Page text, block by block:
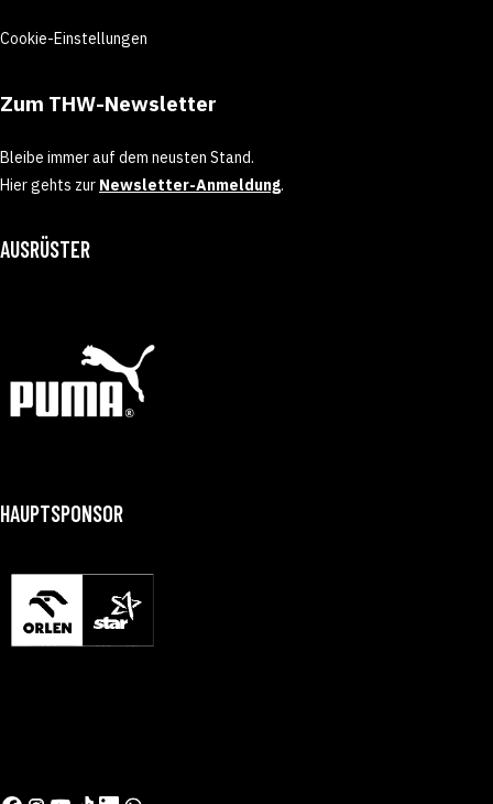
Cookie-Einstellungen
Zum THW-Newsletter
Bleibe immer auf dem neusten Stand.
Hier gehts zur Newsletter-Anmeldung.
AUSRÜSTER
HAUPTSPONSOR